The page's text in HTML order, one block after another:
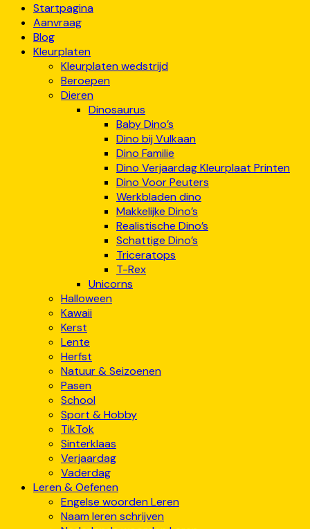
Startpagina
Aanvraag
Blog
Kleurplaten
Kleurplaten wedstrijd
Beroepen
Dieren
Dinosaurus
Baby Dino’s
Dino bij Vulkaan
Dino Familie
Dino Verjaardag Kleurplaat Printen
Dino Voor Peuters
Werkbladen dino
Makkelijke Dino’s
Realistische Dino’s
Schattige Dino’s
Triceratops
T-Rex
Unicorns
Halloween
Kawaii
Kerst
Lente
Herfst
Natuur & Seizoenen
Pasen
School
Sport & Hobby
TikTok
Sinterklaas
Verjaardag
Vaderdag
Leren & Oefenen
Engelse woorden Leren
Naam leren schrijven